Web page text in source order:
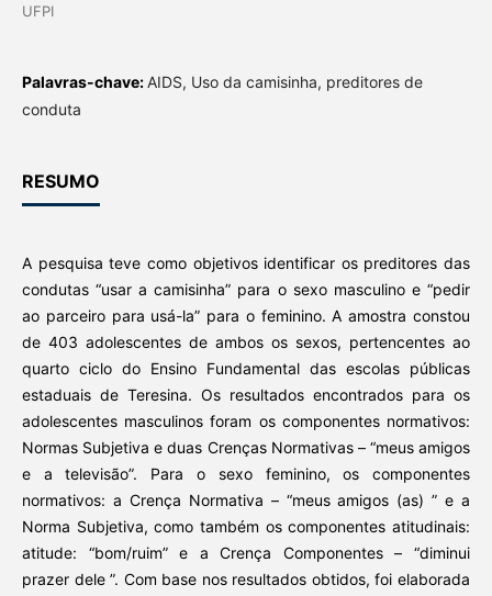
UFPI
Palavras-chave:AIDS, Uso da camisinha, preditores de
conduta
RESUMO
A pesquisa teve como objetivos identificar os preditores das
condutas “usar a camisinha” para o sexo masculino e “pedir
ao parceiro para usá-la” para o feminino. A amostra constou
de 403 adolescentes de ambos os sexos, pertencentes ao
quarto ciclo do Ensino Fundamental das escolas públicas
estaduais de Teresina. Os resultados encontrados para os
adolescentes masculinos foram os componentes normativos:
Normas Subjetiva e duas Crenças Normativas – “meus amigos
e a televisão”. Para o sexo feminino, os componentes
normativos: a Crença Normativa – “meus amigos (as) ” e a
Norma Subjetiva, como também os componentes atitudinais:
atitude: “bom/ruim” e a Crença Componentes – “diminui
prazer dele ”. Com base nos resultados obtidos, foi elaborada